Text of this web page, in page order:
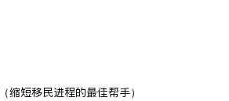
缩短移民进程的最佳帮手）